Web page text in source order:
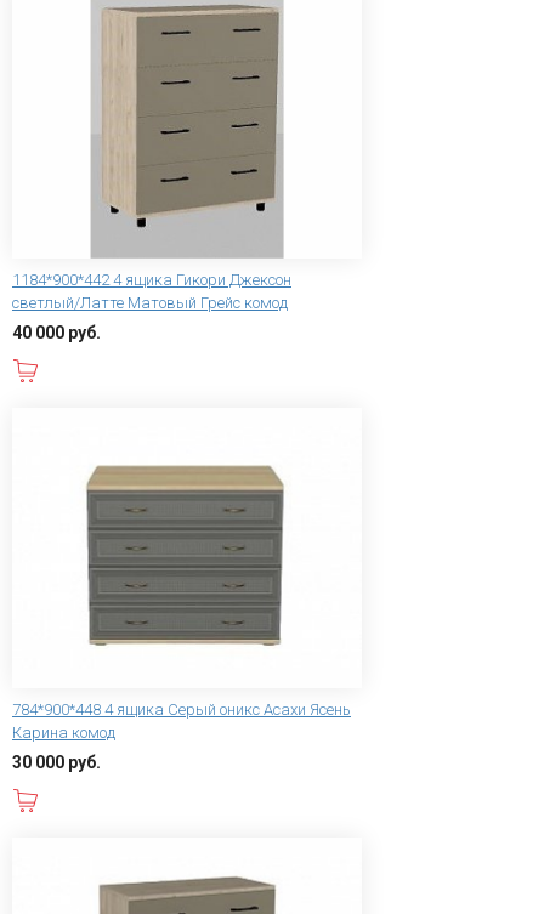
1184*900*442 4 ящика Гикори Джексон
светлый/Латте Матовый Грейс комод
40 000 руб.
784*900*448 4 ящика Серый оникс Асахи Ясень
Карина комод
30 000 руб.